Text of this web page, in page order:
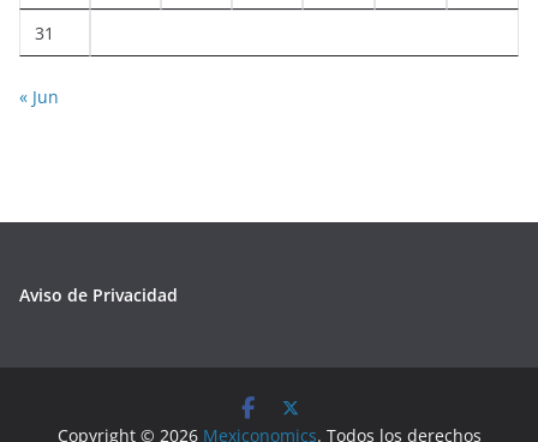
31
« Jun
Aviso de Privacidad
Copyright © 2026 Mexiconomics. Todos los derechos